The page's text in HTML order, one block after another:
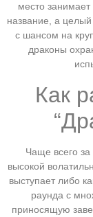
место
название, а
с шансом на
драконы
Как
Чаще всего
высокой
выступает либо
раунда с
приносящую